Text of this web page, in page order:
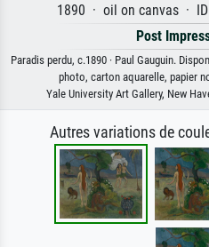
1890 · oil on canvas ·
Post
Paradis perdu, c.1890 · Paul Gauguin.
photo, carton aquarelle, papier
Yale University Art Gallery, New
Autres variations de